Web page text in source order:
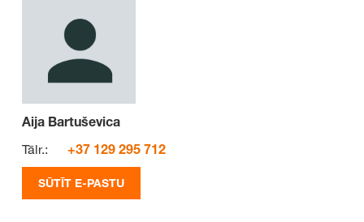
Aija Bartuševica
Tālr.:
+37 129 295 712
SŪTĪT E-PASTU